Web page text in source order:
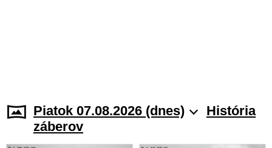
Piatok 07.08.2026 (dnes)
História
záberov